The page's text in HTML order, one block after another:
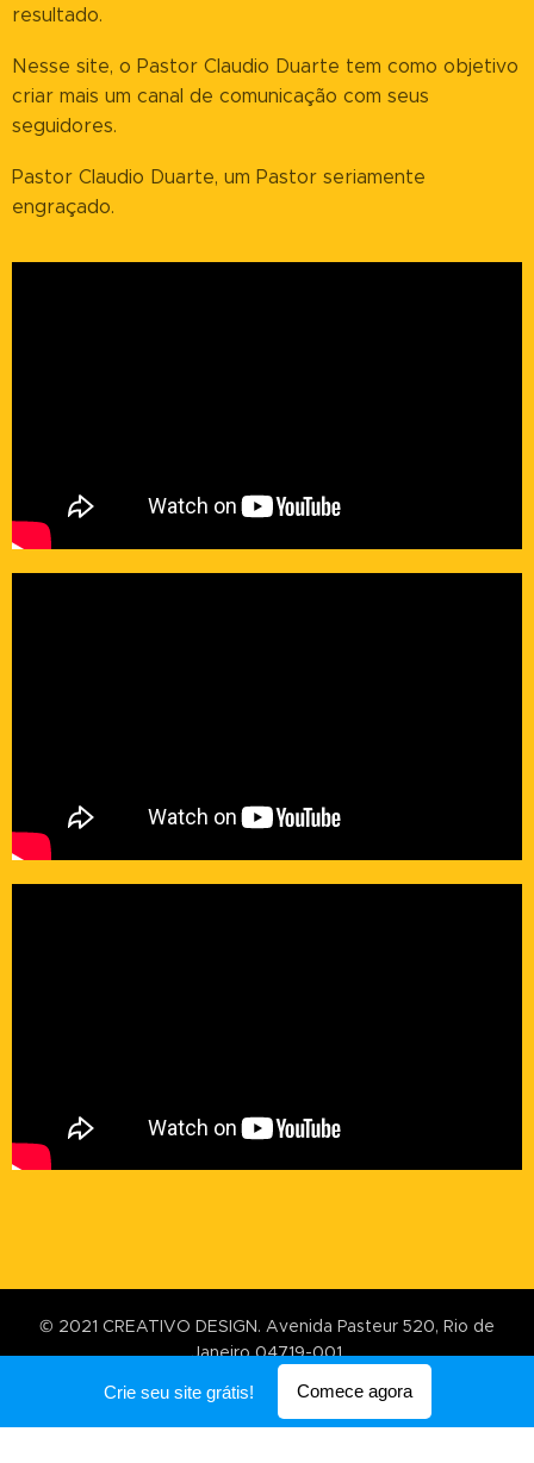
resultado.
Nesse site, o Pastor Claudio Duarte tem como objetivo
criar mais um canal de comunicação com seus
seguidores.
Pastor Claudio Duarte, um Pastor seriamente
engraçado.
© 2021 CREATIVO DESIGN. Avenida Pasteur 520, Rio de
Janeiro 04719-001
Desenvolvido porWebnode
Crie seu site grátis! Comece agora